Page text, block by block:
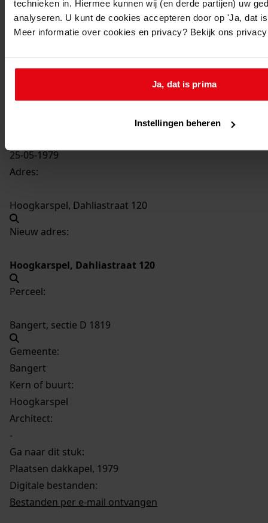
technieken in. Hiermee kunnen wij (en derde partijen) uw
analyseren. U kunt de cookies accepteren door op 'Ja, dat
Meer informatie over cookies en privacy? Bekijk ons
Ja, dat is prima
Instellingen beheren
Inventaris
Dahliastraat
643Plaatsen dakkapel, 1979
Datering:
Beschrijving:
25-05-1979
Adres:
Hoogkarspel, Dahliastraat 120
Nieuw adres:
Hoogkarspel, Dahliastraat 120
Perceel:
Bangert, sectie D 1819
Gemeente:
Bangert
Kern of buurt:
Hoogkarspel
Architect:
-
Ga naar dit stuk:
Plaatsen dakkapel, 1979
Digitale bestanden:
Bestanden per e-mail ontvangen